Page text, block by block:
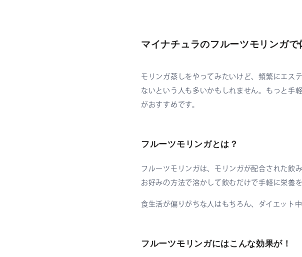
マイナチュラのフルーツモリンガ
モリンガ蒸しをやってみたいけど、頻繁にエス
ないという人も多いかもしれません。もっと手
がおすすめです。
フルーツモリンガとは？
フルーツモリンガは、モリンガが配合された飲
お好みの方法で溶かして飲むだけで手軽に栄養
食生活が偏りがちな人はもちろん、ダイエット
フルーツモリンガにはこんな効果が！